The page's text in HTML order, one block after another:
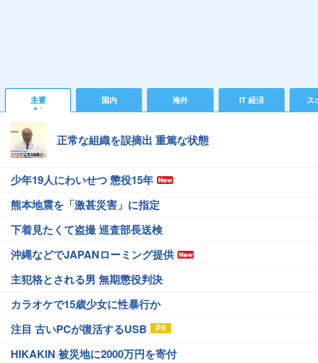
主要 国内 海外 IT 経済 ス
正常な組織を誤摘出 重篤な状態
少年19人にわいせつ 懲役15年
熊本地震を「激甚災害」に指定
下着見たくて盗撮 巡査部長送検
沖縄などでJAPANローミング提供
主犯格とされる男 無期懲役判決
カラオケで15歳少女に性暴行か
注目 古いPCが復活するUSB
HIKAKIN 被災地に2000万円を寄付